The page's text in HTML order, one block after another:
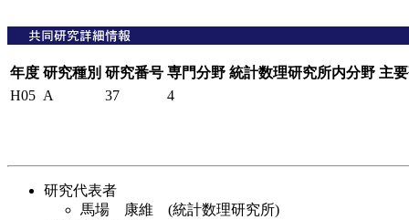
年度 研究種別 研究番号 専門分野 統計数理研究所内分野 主
H05 A 37 4
研究代表者
馬場 康維 (統計数理研究所)